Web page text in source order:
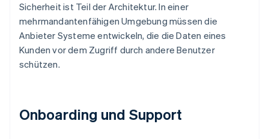
Sicherheit ist Teil der Architektur. In einer
mehrmandantenfähigen Umgebung müssen die
Anbieter Systeme entwickeln, die die Daten eines
Kunden vor dem Zugriff durch andere Benutzer
schützen.
Onboarding und Support